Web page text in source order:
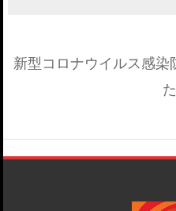
新型コロナウイルス感染
た